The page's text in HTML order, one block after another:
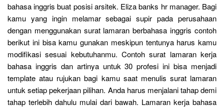
bahasa inggris buat posisi arsitek. Eliza banks hr manager. Bagi
kamu yang ingin melamar sebagai supir pada perusahaan
dengan menggunakan surat lamaran berbahasa inggris contoh
berikut ini bisa kamu gunakan meskipun tentunya harus kamu
modifikasi sesuai kebutuhanmu. Contoh surat lamaran kerja
bahasa inggris dan artinya untuk 30 profesi ini bisa menjadi
template atau rujukan bagi kamu saat menulis surat lamaran
untuk setiap pekerjaan pilihan. Anda harus menjalani tahap demi
tahap terlebih dahulu mulai dari bawah. Lamaran kerja bahasa